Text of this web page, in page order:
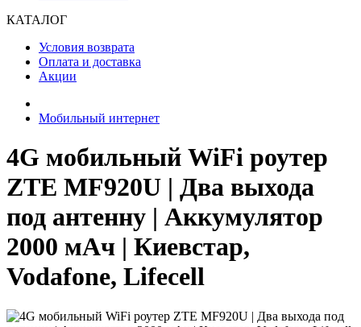
КАТАЛОГ
Условия возврата
Оплата и доставка
Акции
Мобильный интернет
4G мобильный WiFi роутер
ZTE MF920U | Два выхода
под антенну | Аккумулятор
2000 мАч | Киевстар,
Vodafone, Lifecell